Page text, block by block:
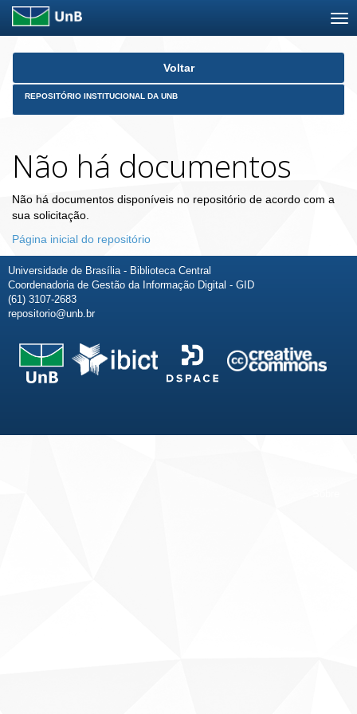
Skip
Voltar
REPOSITÓRIO INSTITUCIONAL DA UNB
Não há documentos
Não há documentos disponíveis no repositório de acordo com a
sua solicitação.
Página inicial do repositório
Universidade de Brasília - Biblioteca Central
Coordenadoria de Gestão da Informação Digital - GID
(61) 3107-2683
repositorio@unb.br